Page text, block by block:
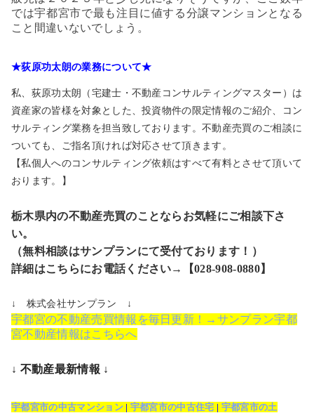
では宇都宮市で最も注目に値する分譲マンションとなる
こと間違いないでしょう。
★荻原功太朗の業務について★
私、荻原功太朗（宅建士・不動産コンサルティングマスター）は
資産家の皆様を対象とした、投資物件の限定情報のご紹介、コン
サルティング業務を担当致しております。不動産売買のご相談に
ついても、ご指名頂ければ対応させて頂きます。
【私個人へのコンサルティング依頼はすべて有料とさせて頂いて
おります。】
栃木県内の不動産売買のことならお気軽にご相談下さ
い。
（無料相談はサンプランにて受付ております！）
詳細はこちらにお電話ください→【028-908-0880】
↓ 株式会社サンプラン ↓
宇都宮の不動産売買情報を毎日更新！→サンプラン宇都
宮不動産情報はこちらへ
↓ 不動産最新情報 ↓
宇都宮市の中古マンション| 宇都宮市の中古住宅 | 宇都宮市の土